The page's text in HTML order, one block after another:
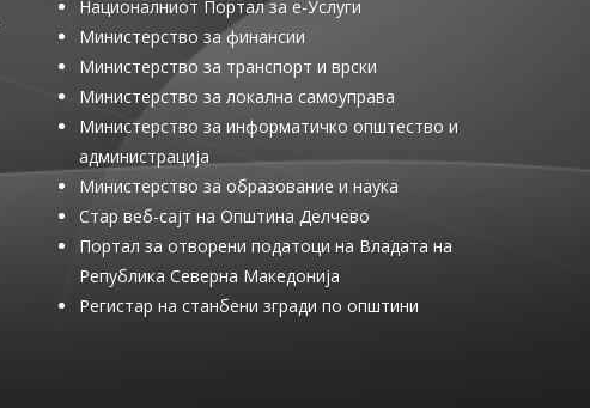
Националниот Портал за е-Услуги
Министерство за финансии
Министерство за транспорт и врски
Министерство за локална самоуправа
Министерство за информатичко општество и
администрација
Министерство за образование и наука
Стар веб-сајт на Општина Делчево
Портал за отворени податоци на Владата на
Република Северна Македонија
Регистар на станбени згради по општини